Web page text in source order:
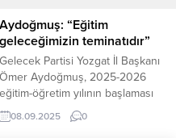
Aydoğmuş: “Eğitim
geleceğimizin teminatıdır”
Gelecek Partisi Yozgat İl Başkanı
Ömer Aydoğmuş, 2025-2026
eğitim-öğretim yılının başlaması
dolayısıyla yayımladığı mesajda
hem yeni döneme dair
08.09.2025 0